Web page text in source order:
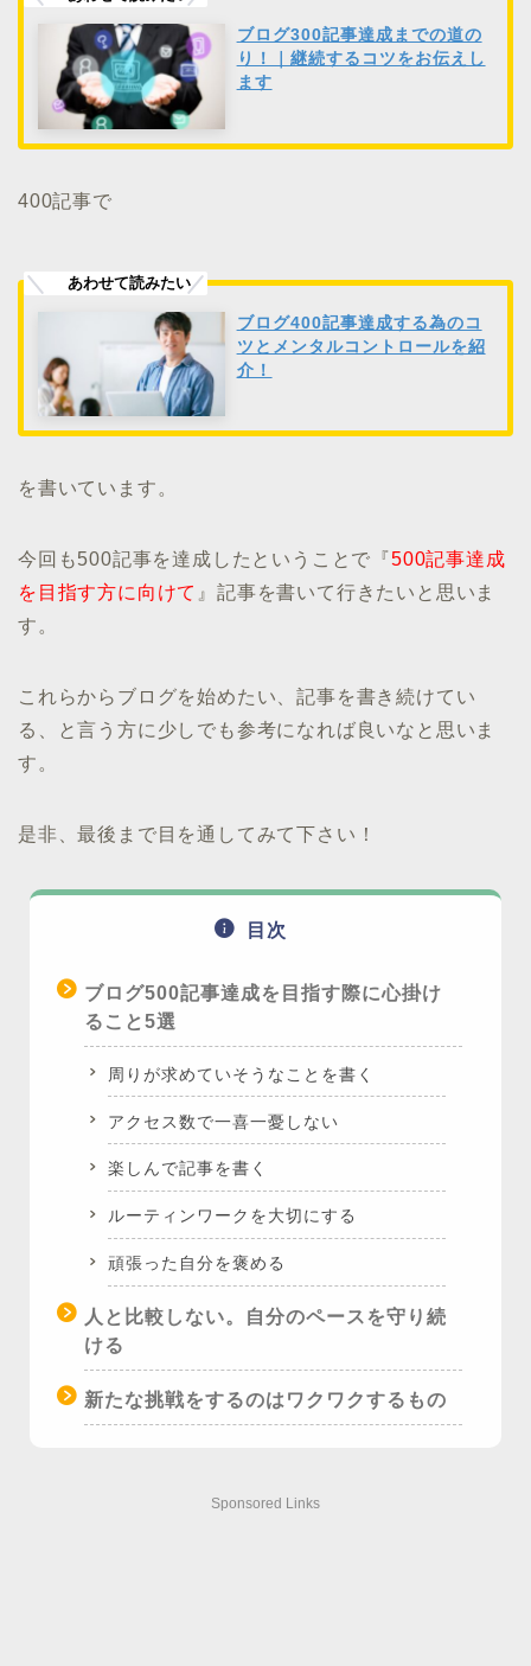
ブログ300記事達成までの道の
り！｜継続するコツをお伝えし
ます
400記事で
ブログ400記事達成する為のコ
ツとメンタルコントロールを紹
介！
を書いています。
今回も500記事を達成したということで『500記事達成
を目指す方に向けて 』記事を書いて行きたいと思いま
す。
これらからブログを始めたい、記事を書き続けてい
る、と言う方に少しでも参考になれば良いなと思いま
す。
是非、最後まで目を通してみて下さい！
目次
ブログ500記事達成を目指す際に心掛け
ること5選
周りが求めていそうなことを書く
アクセス数で一喜一憂しない
楽しんで記事を書く
ルーティンワークを大切にする
頑張った自分を褒める
人と比較しない。自分のペースを守り続
ける
新たな挑戦をするのはワクワクするもの
Sponsored Links